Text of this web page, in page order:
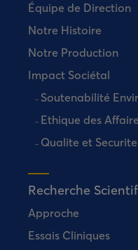
Équipe de Direction
Notre Histoire
Notre Production
Impact Sociétal
Soutenabilité
Ethique des
Qualite et Securite
Recherche
Approche
Essais Cliniques